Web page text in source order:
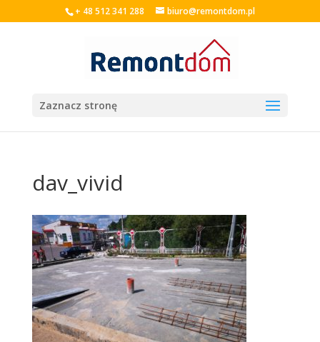
+ 48 512 341 288 biuro@remontdom.pl
Zaznacz stronę
dav_vivid